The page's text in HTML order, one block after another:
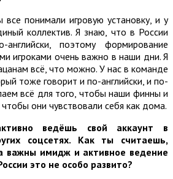
понимали игровую установку, и у
коллектив. Я знаю, что в России
английски, поэтому формирование
игроками очень важно в наши дни. Я
всё, что можно. У нас в команде
тоже говорит и по-английски, и по-
всё для того, чтобы наши финны и
они чувствовали себя как дома.
ведёшь свой аккаунт в
соцсетях. Как ты считаешь,
важны имидж и активное ведение
это не особо развито?